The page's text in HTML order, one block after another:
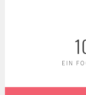
EIN